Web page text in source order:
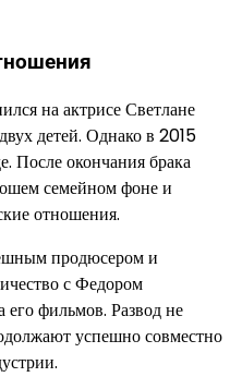
на актрисе Светлане
детей. Однако в 2015
После окончания брака
семейном фоне и
отношения.
продюсером и
с Федором
его фильмов. Развод не
успешно совместно